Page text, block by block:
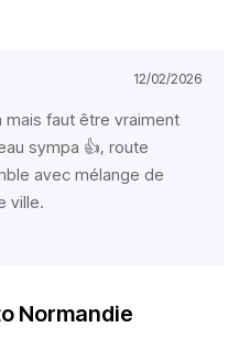
12/02/2026
mais faut être vraiment
sympa 👍, route
avec mélange de
ville.
Normandie